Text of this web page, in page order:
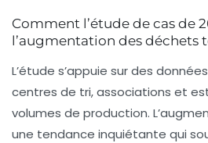
Comment l’étude de cas de
l’augmentation des déchets
L’étude s’appuie sur des
centres de tri, associations et
volumes de production.
une tendance inquiétante qui